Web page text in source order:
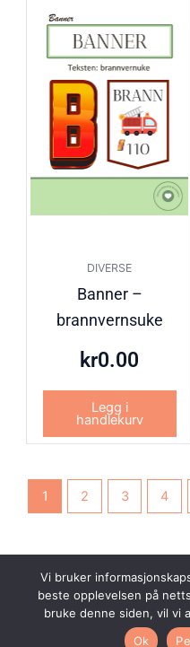
DIVERSE
Banner –
brannvernsuke
kr0.00
Legg i
handlekurv
1 2 3 4
© 2026
Nettsiden er
Vi bruker
beste opplevelsen på
bruke denne siden, vil vi
Ok